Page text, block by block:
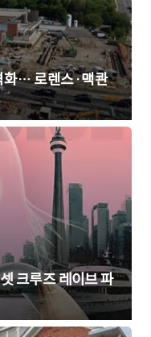
화… 로렌스·맥콴
크루즈 레이브 파